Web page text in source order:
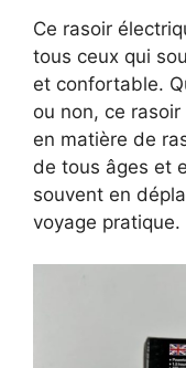
Ce rasoir
tous ceux qui
et confortable.
ou non, ce
en matière de
de tous âges et
souvent en
voyage pratique.